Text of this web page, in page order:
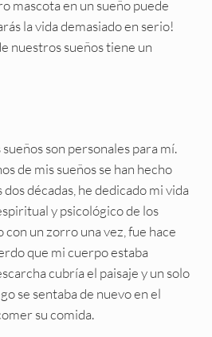
mascota en un sueño puede
la vida demasiado en serio!
nuestros sueños tiene un
son personales para mí.
de mis sueños se han hecho
décadas, he dedicado mi vida
y psicológico de los
con un zorro una vez, fue hace
que mi cuerpo estaba
cubría el paisaje y un solo
se sentaba de nuevo en el
su comida.